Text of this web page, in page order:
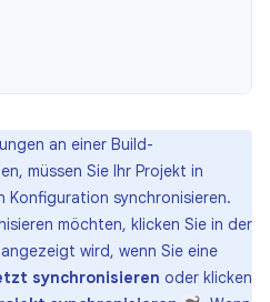
an einer Build-
müssen Sie Ihr Projekt in
synchronisieren.
möchten, klicken Sie in der
wird, wenn Sie eine
synchronisieren oder klicken